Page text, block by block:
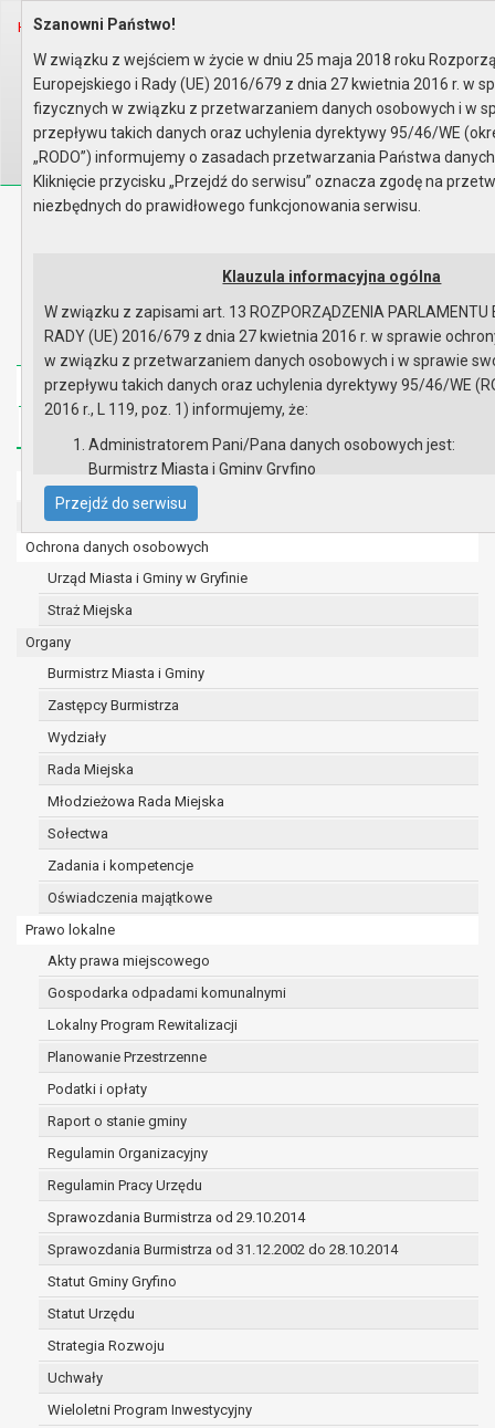
Home Informacje
Jak załatwić sprawę
Ustalenie numeru porządkowego
Wyszukaj na stronie:
AAA
Biuletyn Informacji Publicznej
Strona główna Mapa serwisu Aktualności
Strona główna
UMiG - telefony wewnętrzne
Ochrona danych osobowych
Urząd Miasta i Gminy w Gryfinie
Straż Miejska
Organy
Burmistrz Miasta i Gminy
Zastępcy Burmistrza
Wydziały
Rada Miejska
Młodzieżowa Rada Miejska
Sołectwa
Zadania i kompetencje
Oświadczenia majątkowe
Prawo lokalne
Akty prawa miejscowego
Gospodarka odpadami komunalnymi
Lokalny Program Rewitalizacji
Planowanie Przestrzenne
Podatki i opłaty
Raport o stanie gminy
Regulamin Organizacyjny
Regulamin Pracy Urzędu
Sprawozdania Burmistrza od 29.10.2014
Sprawozdania Burmistrza od 31.12.2002 do 28.10.2014
Statut Gminy Gryfino
Statut Urzędu
Strategia Rozwoju
Uchwały
Wieloletni Program Inwestycyjny
Szanowni Państwo!
W związku z wejściem w życie w dniu 25 maja 2018 roku
Europejskiego i Rady (UE) 2016/679 z dnia 27 kwietnia 2016 r. w
fizycznych w związku z przetwarzaniem danych osobowych i w
przepływu takich danych oraz uchylenia dyrektywy 95/46/WE
„RODO”) informujemy o zasadach przetwarzania Państwa
Kliknięcie przycisku „Przejdź do serwisu” oznacza zgodę na
niezbędnych do prawidłowego funkcjonowania serwisu.
Klauzula informacyjna ogólna
W związku z zapisami art. 13 ROZPORZĄDZENIA PARLAMENTU
RADY (UE) 2016/679 z dnia 27 kwietnia 2016 r. w sprawie
w związku z przetwarzaniem danych osobowych i w sprawie
przepływu takich danych oraz uchylenia dyrektywy 95/46/WE
2016 r., L 119, poz. 1) informujemy, że:
Administratorem Pani/Pana danych osobowych jest:
Burmistrz Miasta i Gminy Gryfino
ul. 1 Maja 16
74 -100 Gryfino
telefon: 91 416 20 11
Dane kontaktowe Inspektora Ochrony Danych:
telefon: 91 416 20 11
przepisami prawa w celu:
realizacji zadań wynikających z przepisów prawa, a
(merytorycznych), a także obowiązków i zadań
instytucje nadrzędne wobec Gminy;
ochrony żywotnych interesów osoby, której dane
osoby fizycznej;
wykonania zadania realizowanego w interesie
administratorowi;
w pozostałych przypadkach dane osobowe
wyłącznie na podstawie wcześniej udzielonej
określonym w treści zgody.
W związku z przetwarzaniem danych w celu wskazanym
osobowe mogą być udostępniane innym upoważnionym
kategoriom odbiorców danych osobowych. Odbiorcami
podmioty, które przetwarzają dane osobowe w
administratora na podstawie zawartej z nim
przetwarzania danych osobowych;
podmioty upoważnione do odbioru danych
odpowiednich przepisów prawa.
Pani/Pana dane osobowe będą przetwarzane przez
realizacji celu dla jakiego zostały zebrane oraz zgodnie z
archiwizacji określonymi przez przepisy prawa
obowiązującego.
W przypadku, gdy dane osobowe przetwarzane są na
osoby, której dane dotyczą przetwarzanie odbywa się do
tej zgody.
W przypadku, gdy dane osobowe przetwarzane są w celu
Przejdź do serwisu